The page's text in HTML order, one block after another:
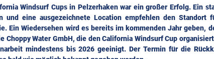
Windsurf Cups in Pelzerhaken war ein großer Erfolg. Ein
und eine ausgezeichnete Location empfehlen den Standort
Ein Wiedersehen wird es bereits im kommenden Jahr geben,
Choppy Water GmbH, die den California Windsurf Cup
mindestens bis 2026 geeinigt. Der Termin für die